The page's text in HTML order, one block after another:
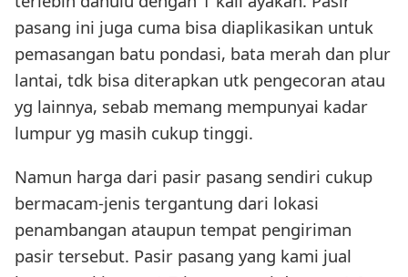
pasang ini juga cuma bisa diaplikasikan untuk
pemasangan batu pondasi, bata merah dan plur
lantai, tdk bisa diterapkan utk pengecoran atau
yg lainnya, sebab memang mempunyai kadar
lumpur yg masih cukup tinggi.
Namun harga dari pasir pasang sendiri cukup
bermacam-jenis tergantung dari lokasi
penambangan ataupun tempat pengiriman
pasir tersebut. Pasir pasang yang kami jual